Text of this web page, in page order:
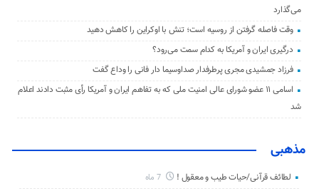
می‌گذارد
وقت فاصله گرفتن از روسیه است؛ تنش با اوکراین را کاهش دهید
درگیری ایران و آمریکا به کدام سمت می‌رود؟
فرزاد جمشیدی مجری پرطرفدار صداوسیما دار فانی را وداع گفت
اسامی ۱۱ عضو شورای عالی امنیت ملی که به تفاهم ایران و آمریکا رأی مثبت دادند اعلام
شد
مذهبی
لطائف قرآنی/حیات طیب و معقول ! 7 ماه